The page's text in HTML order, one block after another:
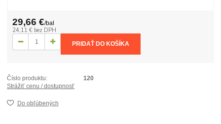
29,66 €/bal
24,11 € bez DPH
PRIDAŤ DO KOŠÍKA
Číslo produktu:
120
Strážiť cenu / dostupnosť
Do obľúbených